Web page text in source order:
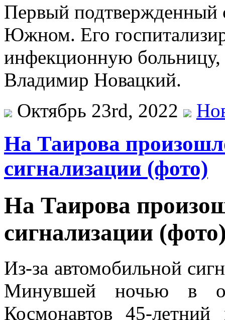
Первый подтвержденный
Южном. Его
инфекционную
Владимир Новацкий.
Октябрь 23rd, 2022
На Таирова
сигнализации (фото)
На Таирова
сигнализации
Из-за автомобильной
Минувшей ночью в
Космонавтов 45-